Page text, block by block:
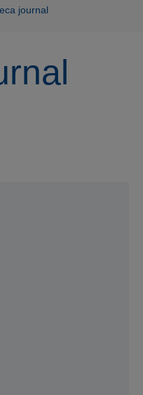
journal